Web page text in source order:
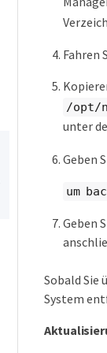
Fahren
/opt/
unter
Geben
um
Geben
Sobald Sie
System